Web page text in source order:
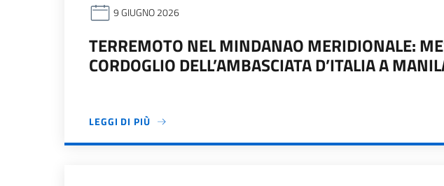
9 GIUGNO 2026
TERREMOTO NEL MINDANAO MERIDIONALE:
CORDOGLIO DELL’AMBASCIATA D’ITALIA A
LEGGI DI PIÙ